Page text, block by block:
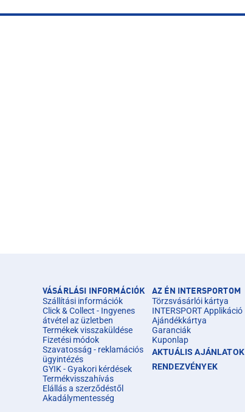
VÁSÁRLÁSI INFORMÁCIÓK
Szállítási információk
Click & Collect - Ingyenes
átvétel az üzletben
Termékek visszaküldése
Fizetési módok
Szavatosság - reklamációs
ügyintézés
GYIK - Gyakori kérdések
Termékvisszahívás
Elállás a szerződéstől
Akadálymentesség
AZ ÉN INTERSPORTOM
Törzsvásárlói kártya
INTERSPORT Applikáció
Ajándékkártya
Garanciák
Kuponlap
AKTUÁLIS AJÁNLATOK
RENDEZVÉNYEK